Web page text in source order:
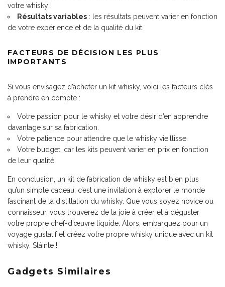
votre whisky !
Résultats variables : les résultats peuvent varier en fonction
de votre expérience et de la qualité du kit.
FACTEURS DE DÉCISION LES PLUS
IMPORTANTS
Si vous envisagez d’acheter un kit whisky, voici les facteurs clés
à prendre en compte :
Votre passion pour le whisky et votre désir d’en apprendre
davantage sur sa fabrication.
Votre patience pour attendre que le whisky vieillisse.
Votre budget, car les kits peuvent varier en prix en fonction
de leur qualité.
En conclusion, un kit de fabrication de whisky est bien plus
qu’un simple cadeau, c’est une invitation à explorer le monde
fascinant de la distillation du whisky. Que vous soyez novice ou
connaisseur, vous trouverez de la joie à créer et à déguster
votre propre chef-d’œuvre liquide. Alors, embarquez pour un
voyage gustatif et créez votre propre whisky unique avec un kit
whisky. Sláinte !
Gadgets Similaires